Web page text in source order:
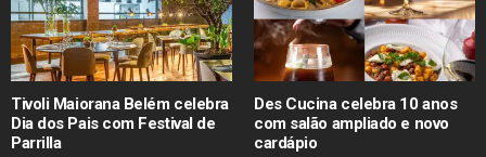
Tivoli Maiorana Belém celebra
Dia dos Pais com Festival de
Parrilla
Des Cucina celebra 10 anos
com salão ampliado e novo
cardápio